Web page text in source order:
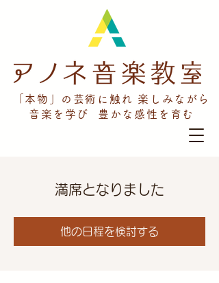
「本物」の芸術に触れ 楽しみながら
音楽を学び 豊かな感性を育む
満席となりました
他の日程を検討する